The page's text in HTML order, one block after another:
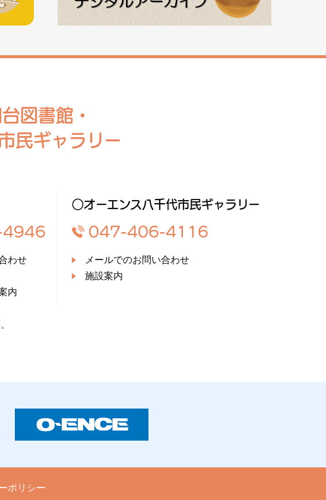
図書館・
民ギャラリー
わせ
内
○オーエンス八千代市民ギャラリー
047-406-4116
メールでのお問い合わせ
施設案内
ポリシー